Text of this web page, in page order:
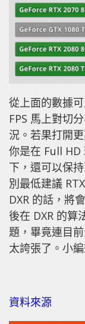
從上面的數據
FPS 馬上對切
況。若果打開
你是在 Full HD
下，還可以保
別最低建議
DXR 的話，將
後在 DXR 的算
題，畢竟連目
太誇張了。小
資料來源